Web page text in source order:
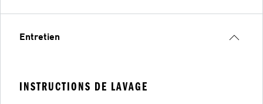
Entretien
INSTRUCTIONS DE LAVAGE